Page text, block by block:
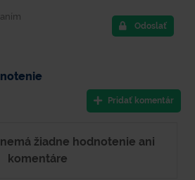
Odoslať
Pridať komentár
žiadne hodnotenie ani
komentáre